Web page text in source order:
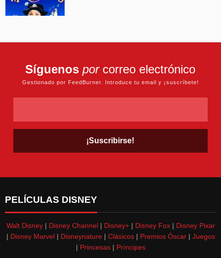
Síguenos porcorreo electrónico
Gestionado por FeedBurner. Introduce tu email y ¡suscríbete!
PELÍCULAS DISNEY
Walt Disney| Disney Channel| Disney+| Disney Fox| Disney Pixar
| Disney Marvel| Disneynature| Clásicos| Premios Óscar| Juegos
| Princesas| Príncipes